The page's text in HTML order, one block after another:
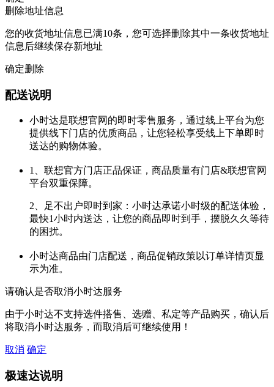
删除地址信息
您的收货地址信息已满10条，您可选择删除其中一条收货地址
信息后继续保存新地址
确定删除
配送说明
小时达是联想官网的即时零售服务，通过线上平台为您
提供线下门店的优质商品，让您轻松享受线上下单即时
送达的购物体验。
1、联想官方门店正品保证，商品质量有门店&联想官网
平台双重保障。
2、足不出户即时到家：小时达承诺小时级的配送体验，
最快1小时内送达，让您的商品即时到手，摆脱久久等待
的困扰。
小时达商品由门店配送，商品促销政策以订单详情页显
示为准。
请确认是否取消小时达服务
由于小时达不支持选件搭售、选赠、私定等产品购买，确认后
将取消小时达服务，而取消后可继续使用！
取消 确定
极速达说明